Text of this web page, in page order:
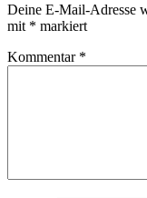
Deine E-Mail-Adresse
mit * markiert
Kommentar *